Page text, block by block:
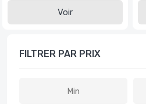
FILTRER PAR PRIX
Voir